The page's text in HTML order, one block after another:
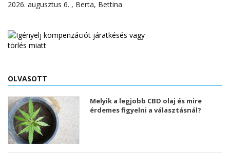
2026. augusztus 6. , Berta, Bettina
OLVASOTT
Melyik a legjobb CBD olaj és mire
érdemes figyelni a választásnál?